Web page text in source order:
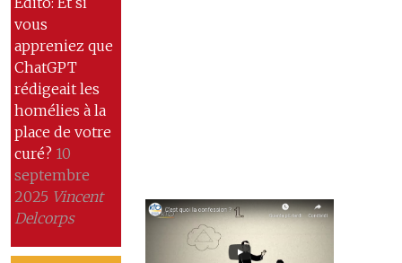
vous
appreniez que
ChatGPT
rédigeait les
homélies à la
place de votre
curé? 10
septembre
2025 Vincent
Delcorps